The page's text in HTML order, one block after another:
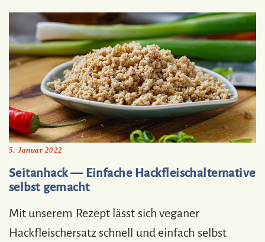
5. Januar 2022
Seitanhack — Einfache Hackfleischalternative
selbst gemacht
Mit unserem Rezept lässt sich veganer
Hackfleischersatz schnell und einfach selbst